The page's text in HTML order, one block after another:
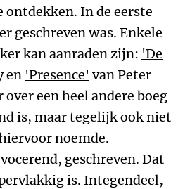
In de eerste
geschreven was. Enkele
kan aanraden zijn: 'De
en 'Presence' van Peter
een heel andere boeg
is, maar tegelijk ook niet
noemde.
geschreven. Dat
is. Integendeel,